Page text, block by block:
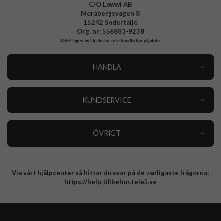
C/O Lowwi AB
Morabergsvägen 8
15242 Södertälje
Org. nr: 556881-9238
OBS!Ingen butik, du kan inte handla här på plats
HANDLA
KUNDSERVICE
ÖVRIGT
Integritetspolicy
Via vårt hjälpcenter så hittar du svar på de vanligaste frågorna:
https://help.tillbehor.tele2.se